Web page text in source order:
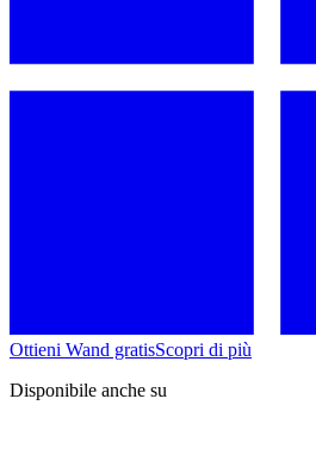
Ottieni Wand gratisScopri di più
Disponibile anche su